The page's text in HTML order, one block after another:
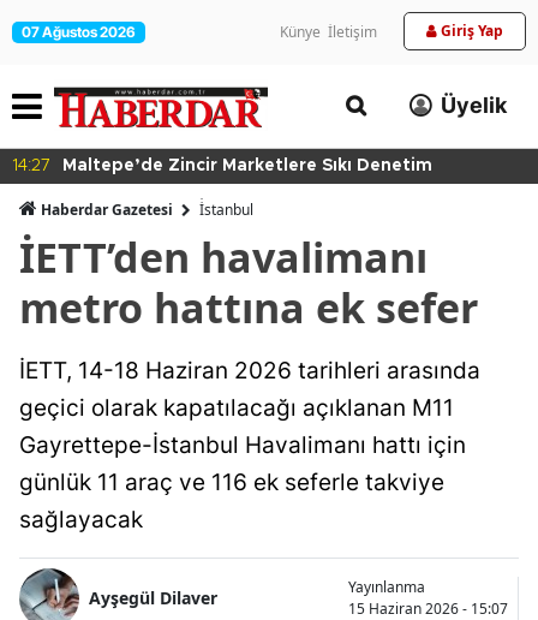
07 Ağustos 2026 Künye İletişim Giriş Yap
Üyelik
14:27 Maltepe’de Zincir Marketlere Sıkı Denetim
Haberdar Gazetesi İ̇stanbul
İETT’den havalimanı
metro hattına ek sefer
İETT, 14-18 Haziran 2026 tarihleri arasında
geçici olarak kapatılacağı açıklanan M11
Gayrettepe-İstanbul Havalimanı hattı için
günlük 11 araç ve 116 ek seferle takviye
sağlayacak
Ayşegül Dilaver
Yayınlanma
15 Haziran 2026 - 15:07